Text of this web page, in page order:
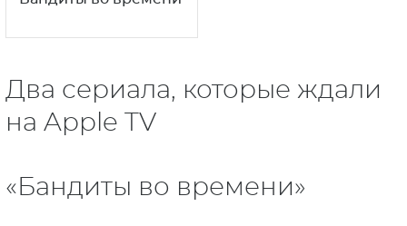
Два сериала, которые ждали
на Apple TV
«Бандиты во времени»